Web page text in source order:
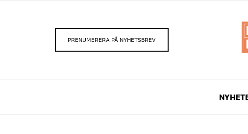
PRENUMERERA PÅ NYHETSBREV